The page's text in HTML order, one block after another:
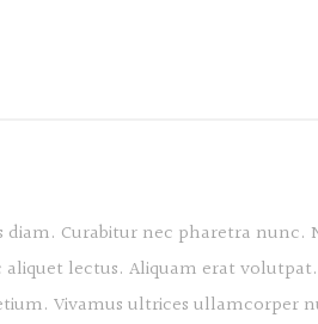
Curabitur nec pharetra nunc.
lectus. Aliquam erat
Vivamus ultrices ullamcorper